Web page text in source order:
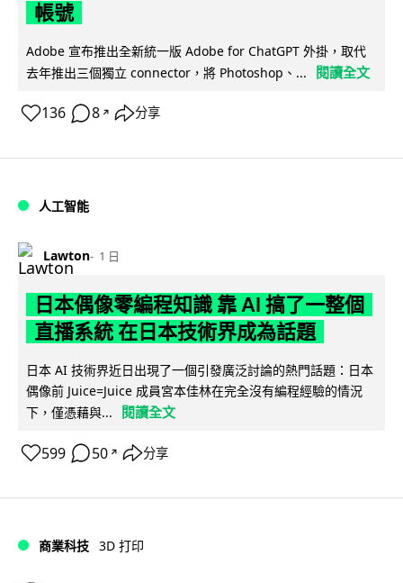
帳號
Adobe 宣布推出全新統一版 Adobe for ChatGPT 外掛，取代
去年推出三個獨立 connector，將 Photoshop、...
閱讀全文
136 8 ↗ 分享
人工智能
Lawton 1 日
日本偶像零編程知識 靠 AI 搞了一整個
直播系統 在日本技術界成為話題
日本 AI 技術界近日出現了一個引發廣泛討論的熱門話題：日本
偶像前 Juice=Juice 成員宮本佳林在完全沒有編程經驗的情況
下，僅憑藉與...
閱讀全文
599 50 ↗ 分享
商業科技 3D 打印